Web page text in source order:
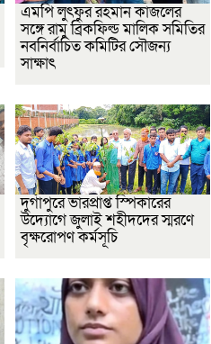
এমপি লুৎফুর রহমান কাজলের
সঙ্গে রামু ব্রিকফিল্ড মালিক সমিতির
নবনির্বাচিত কমিটির সৌজন্য
সাক্ষাৎ
দুর্গাপুরে ভারপ্রাপ্ত স্পিকারের
উদ্যোগে জুলাই শহীদদের স্মরণে
বৃক্ষরোপণ কর্মসূচি